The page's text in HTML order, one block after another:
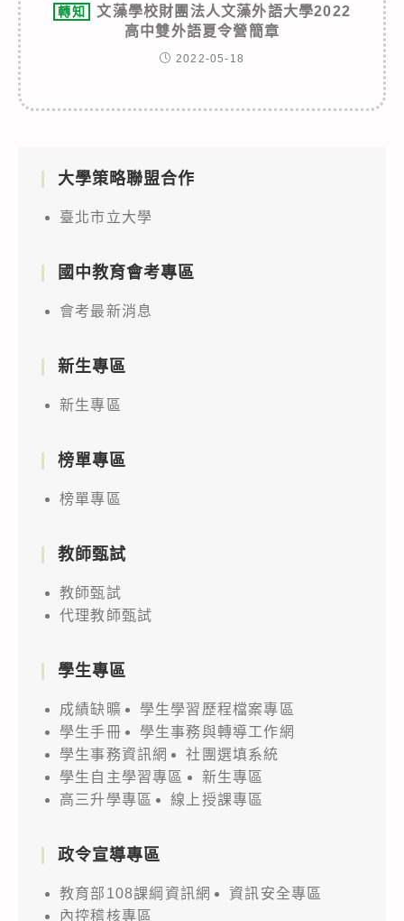
轉知
文藻學校財團法人文藻外語大學2022
高中雙外語夏令營簡章
2022-05-18
大學策略聯盟合作
臺北市立大學
國中教育會考專區
會考最新消息
新生專區
新生專區
榜單專區
榜單專區
教師甄試
教師甄試
代理教師甄試
學生專區
成績缺曠
學生學習歷程檔案專區
學生手冊
學生事務與轉導工作網
學生事務資訊網
社團選填系統
學生自主學習專區
新生專區
高三升學專區
線上授課專區
政令宣導專區
教育部108課綱資訊網
資訊安全專區
內控稽核專區